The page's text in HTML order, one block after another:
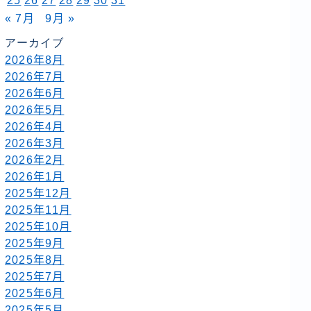
« 7月
9月 »
アーカイブ
2026年8月
2026年7月
2026年6月
2026年5月
2026年4月
2026年3月
2026年2月
2026年1月
2025年12月
2025年11月
2025年10月
2025年9月
2025年8月
2025年7月
2025年6月